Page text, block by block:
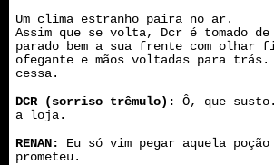
Um clima estranho paira no ar.
Assim que se volta, Dcr é tomado de
parado bem a sua frente com olhar
ofegante e mãos voltadas para trás.
cessa.
DCR (sorriso trêmulo):
Ô, que
a loja.
RENAN:
Eu só vim pegar aquela poção
prometeu.